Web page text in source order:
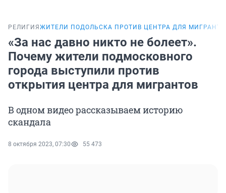
РЕЛИГИЯ ЖИТЕЛИ ПОДОЛЬСКА ПРОТИВ ЦЕНТРА ДЛЯ
«За нас давно никто не болеет».
Почему жители подмосковного
города выступили против
открытия центра для мигрантов
В одном видео рассказываем историю
скандала
8 октября 2023, 07:30 55 473